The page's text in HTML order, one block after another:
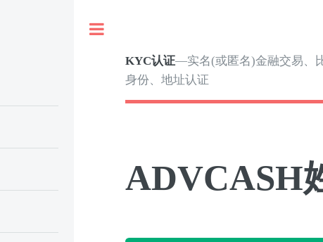
KYC认证—实名(或匿名)金融交易、
身份、地址认证
ADVCASH